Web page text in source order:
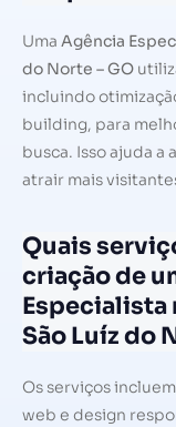
Uma Agência
do Norte – GO
incluindo
building, para
busca. Isso ajuda
atrair mais
Quais
criação de
Especialista
São Luíz do
Os serviços
web e design